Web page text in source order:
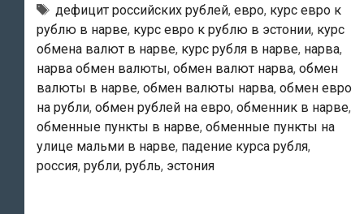
Нарвы
возник
дефицит
российских
рублей
Тэги
дефицит российских рублей, евро, курс евро к
рублю в нарве, курс евро к рублю в эстонии, курс
обмена валют в нарве, курс рубля в нарве, нарва,
нарва обмен валюты, обмен валют нарва, обмен
валюты в нарве, обмен валюты нарва, обмен евро
на рубли, обмен рублей на евро, обменник в нарве,
обменные пункты в нарве, обменные пункты на
улице мальми в нарве, падение курса рубля,
россия, рубли, рубль, эстония